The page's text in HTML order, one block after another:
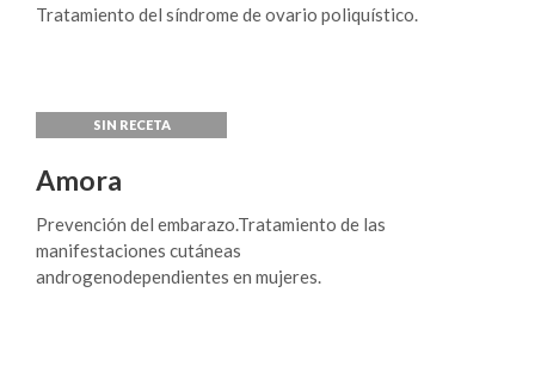
Tratamiento del síndrome de ovario poliquístico.
Amora
Prevención del embarazo.Tratamiento de las
manifestaciones cutáneas
androgenodependientes en mujeres.